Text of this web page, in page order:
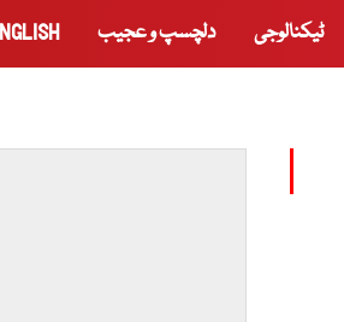
ٹیکنالوجی دلچسپ و عجیب